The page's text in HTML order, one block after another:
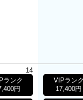
14
ランク
円
VIPランク
17,400円